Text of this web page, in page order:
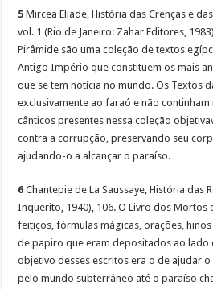
5 Mircea Eliade, História das Crenças e
vol. 1 (Rio de Janeiro: Zahar Editores,
Pirâmide são uma coleção de textos
Antigo Império que constituem os mais
que se tem notícia no mundo. Os Textos
exclusivamente ao faraó e não continham
cânticos presentes nessa coleção
contra a corrupção, preservando seu
ajudando-o a alcançar o paraíso.
6 Chantepie de La Saussaye, História das
Inquerito, 1940), 106. O Livro dos Mortos
feitiços, fórmulas mágicas, orações,
de papiro que eram depositados ao lado
objetivo desses escritos era o de ajudar
pelo mundo subterrâneo até o paraíso